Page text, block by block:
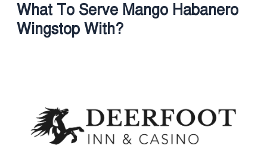
What To Serve Mango Habanero
Wingstop With?